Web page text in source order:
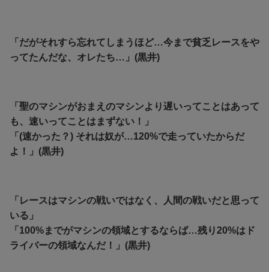
「だがそれすら忘れてしまうほど…今まで貧乏レースをや
ってたんだな、オレたち…」(黒井)
「聖のマシンがおまえのマシンより遅いってことはあって
も、速いってことはまずない！」
「(速かった？) それは奴が…120%で走っていたからだ
よ！」(黒井)
「レースはマシンの戦いではなく、人間の戦いだと思って
いる」
「100%までがマシンの領域とするならば…残り20%はド
ライバーの領域なんだ！」(黒井)